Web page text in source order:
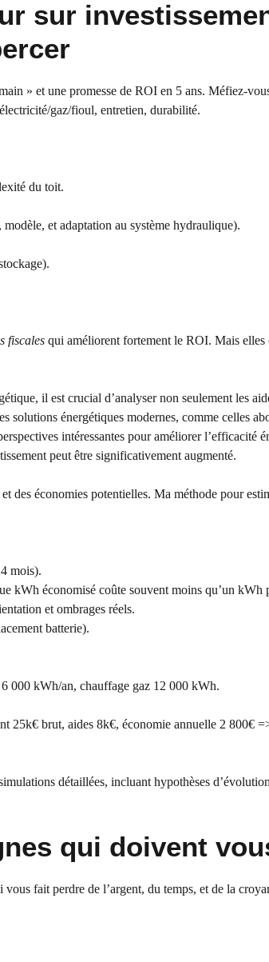
sur
» et une promesse de ROI en 5 ans. Méfiez-
gaz/fioul, entretien, durabilité.
du toit.
et adaptation au système hydraulique).
fiscales qui améliorent fortement le ROI. Mais elles
il est crucial d’analyser non seulement les
énergétiques modernes, comme celles
intéressantes pour améliorer l’efficacité
peut être significativement augmenté.
des économies potentielles. Ma méthode pour
mois).
kWh économisé coûte souvent moins qu’un kWh
et ombrages réels.
batterie).
000 kWh/an, chauffage gaz 12 000 kWh.
25k€ brut, aides 8k€, économie annuelle 2 800€
détaillées, incluant hypothèses
qui doivent
fait perdre de l’argent, du temps, et de la